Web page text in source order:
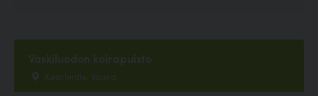
Vaskiluodon koirapuisto
Kaarlentie, Vaasa